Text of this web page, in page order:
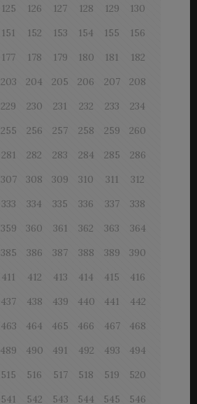
125 126 127 128 129
130
151 152 153 154 155
156
177 178 179 180 181
182
203 204 205 206 207
208
229 230 231 232 233
234
255 256 257 258 259
260
281 282 283 284 285
286
307 308 309 310 311
312
333 334 335 336 337
338
359 360 361 362 363
364
385 386 387 388 389
390
411 412 413 414 415
416
437 438 439 440 441
442
463 464 465 466 467
468
489 490 491 492 493
494
515 516 517 518 519
520
541 542 543 544 545
546